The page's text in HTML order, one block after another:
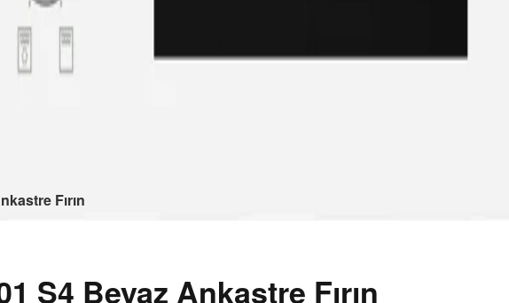
Fırın
S4 Beyaz Ankastre Fırın